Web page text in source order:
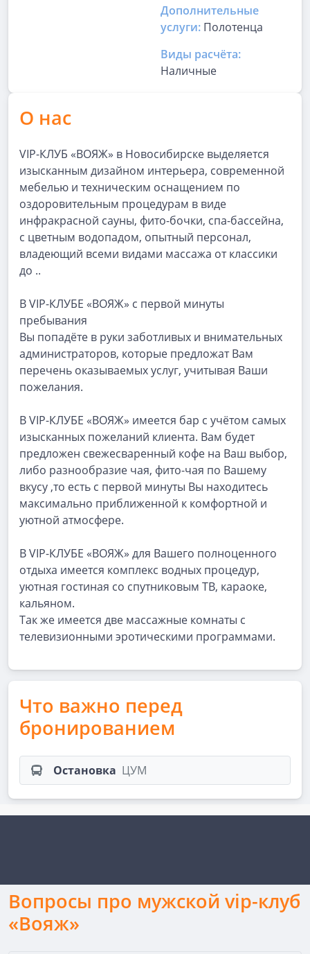
Дополнительные
услуги: Полотенца
Виды расчёта:
Наличные
О нас
VIP-КЛУБ «ВОЯЖ» в Новосибирске выделяется
изысканным дизайном интерьера, современной
мебелью и техническим оснащением по
оздоровительным процедурам в виде
инфракрасной сауны, фито-бочки, спа-бассейна,
с цветным водопадом, опытный персонал,
владеющий всеми видами массажа от классики
до ..
В VIP-КЛУБЕ «ВОЯЖ» с первой минуты
пребывания
Вы попадёте в руки заботливых и внимательных
администраторов, которые предложат Вам
перечень оказываемых услуг, учитывая Ваши
пожелания.
В VIP-КЛУБЕ «ВОЯЖ» имеется бар с учётом самых
изысканных пожеланий клиента. Вам будет
предложен свежесваренный кофе на Ваш выбор,
либо разнообразие чая, фито-чая по Вашему
вкусу ,то есть с первой минуты Вы находитесь
максимально приближенной к комфортной и
уютной атмосфере.
В VIP-КЛУБЕ «ВОЯЖ» для Вашего полноценного
отдыха имеется комплекс водных процедур,
уютная гостиная со спутниковым ТВ, караоке,
кальяном.
Так же имеется две массажные комнаты с
телевизионными эротическими программами.
Что важно перед
бронированием
Остановка ЦУМ
Вопросы про муж­ской vip-клуб
«Вояж»